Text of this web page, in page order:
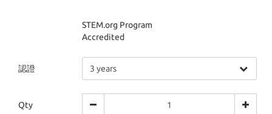
STEM.org Program
Accredited
認證
Qty